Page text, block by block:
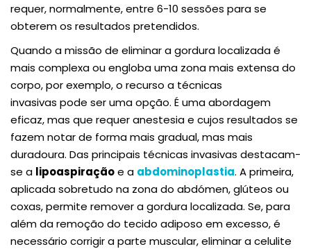
requer, normalmente, entre 6-10 sessões para se
obterem os resultados pretendidos.
Quando a missão de eliminar a gordura localizada é
mais complexa ou engloba uma zona mais extensa do
corpo, por exemplo, o recurso a técnicas
invasivas pode ser uma opção. É uma abordagem
eficaz, mas que requer anestesia e cujos resultados se
fazem notar de forma mais gradual, mas mais
duradoura. Das principais técnicas invasivas destacam-
se a lipoaspiraçãoe a abdominoplastia. A primeira,
aplicada sobretudo na zona do abdómen, glúteos ou
coxas, permite remover a gordura localizada. Se, para
além da remoção do tecido adiposo em excesso, é
necessário corrigir a parte muscular, eliminar a celulite